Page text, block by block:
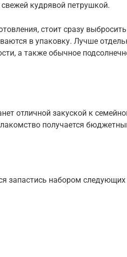
кудрявой петрушкой.
стоит сразу выбросить
в упаковку. Лучше
а также обычное
отличной закуской к
получается
запастись набором следующих